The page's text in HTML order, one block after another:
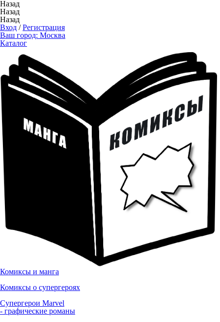
Назад
Назад
Назад
Вход /Регистрация
Ваш город: Москва
Каталог
Комиксы и манга
Комиксы о супергероях
Супергерои Marvel
- графические романы